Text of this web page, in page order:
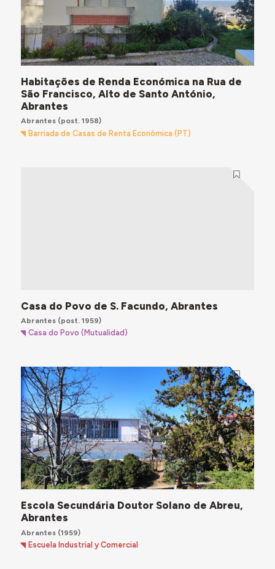
Habitações de Renda Económica na Rua de
São Francisco, Alto de Santo António,
Abrantes
Abrantes(post. 1958)
Barriada de Casas de Renta Económica (PT)
Casa do Povo de S. Facundo, Abrantes
Abrantes(post. 1959)
Casa do Povo (Mutualidad)
Escola Secundária Doutor Solano de Abreu,
Abrantes
Abrantes(1959)
Escuela Industrial y Comercial